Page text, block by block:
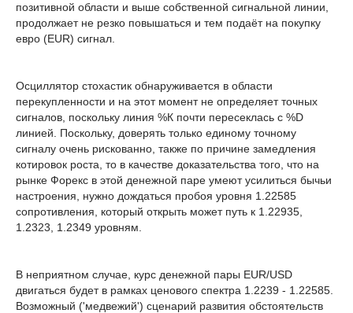
позитивной области и выше собственной сигнальной линии,
продолжает не резко повышаться и тем подаёт на покупку
евро (EUR) сигнал.
Осциллятор стохастик обнаруживается в области
перекупленности и на этот момент не определяет точных
сигналов, поскольку линия %К почти пересеклась с %D
линией. Поскольку, доверять только единому точному
сигналу очень рискованно, также по причине замедления
котировок роста, то в качестве доказательства того, что на
рынке Форекс в этой денежной паре умеют усилиться бычьи
настроения, нужно дождаться пробоя уровня 1.22585
сопротивления, который открыть может путь к 1.22935,
1.2323, 1.2349 уровням.
В неприятном случае, курс денежной пары EUR/USD
двигаться будет в рамках ценового спектра 1.2239 - 1.22585.
Возможный ('медвежий') сценарий развития обстоятельств